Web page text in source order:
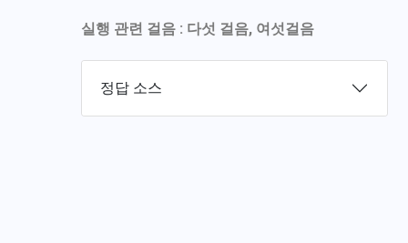
실행 관련 걸음 : 다섯 걸음, 여섯걸음
정답 소스